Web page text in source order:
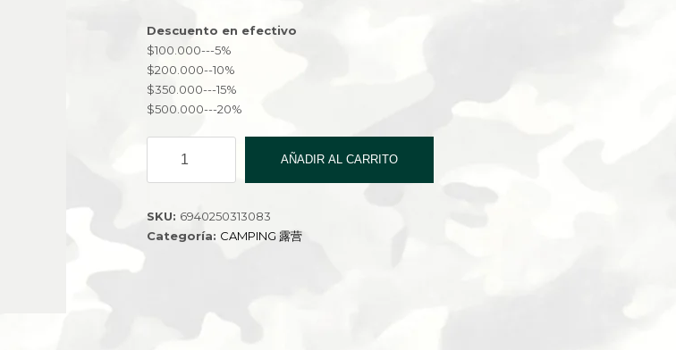
Descuento en efectivo
$100.000---5%
$200.000--10%
$350.000---15%
$500.000---20%
08-
cantidad
AÑADIR AL CARRITO
SKU: 6940250313083
Categoría: CAMPING 露营